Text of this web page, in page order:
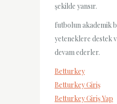
şekilde yansır.
futbolun akademik
yeteneklere destek
devam ederler.
Betturkey
Betturkey Giriş
Betturkey Giriş Yap